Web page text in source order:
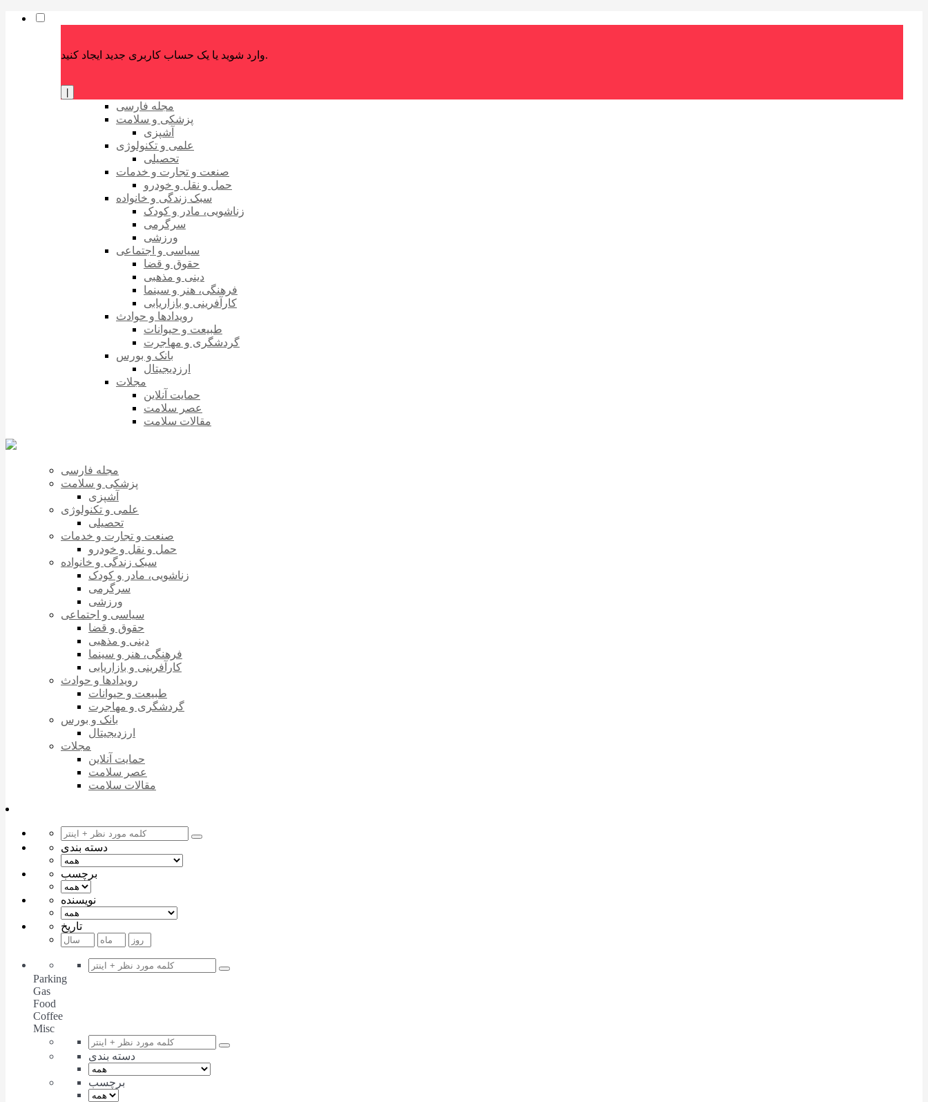
وارد شوید یا یک حساب کاربری جدید ایجاد کنید.
مجله فارسی
پزشکی و سلامت
آشپزی
علمی و تکنولوژی
تحصیلی
صنعت و تجارت و خدمات
حمل و نقل و خودرو
سبک زندگی و خانواده
زناشویی، مادر و کودک
سرگرمی
ورزشی
سیاسی و اجتماعی
حقوق و قضا
دینی و مذهبی
فرهنگی، هنر و سینما
کارآفرینی و بازاریابی
رویدادها و حوادث
طبیعت و حیوانات
گردشگری و مهاجرت
بانک و بورس
ارزدیجیتال
مجلات
حمایت آنلاین
عصر سلامت
مقالات سلامت
مجله فارسی
پزشکی و سلامت
آشپزی
علمی و تکنولوژی
تحصیلی
صنعت و تجارت و خدمات
حمل و نقل و خودرو
سبک زندگی و خانواده
زناشویی، مادر و کودک
سرگرمی
ورزشی
سیاسی و اجتماعی
حقوق و قضا
دینی و مذهبی
فرهنگی، هنر و سینما
کارآفرینی و بازاریابی
رویدادها و حوادث
طبیعت و حیوانات
گردشگری و مهاجرت
بانک و بورس
ارزدیجیتال
مجلات
حمایت آنلاین
عصر سلامت
مقالات سلامت
دسته بندی
برچسب
نویسنده
تاریخ
Parking
Gas
Food
Coffee
Misc
دسته بندی
برچسب